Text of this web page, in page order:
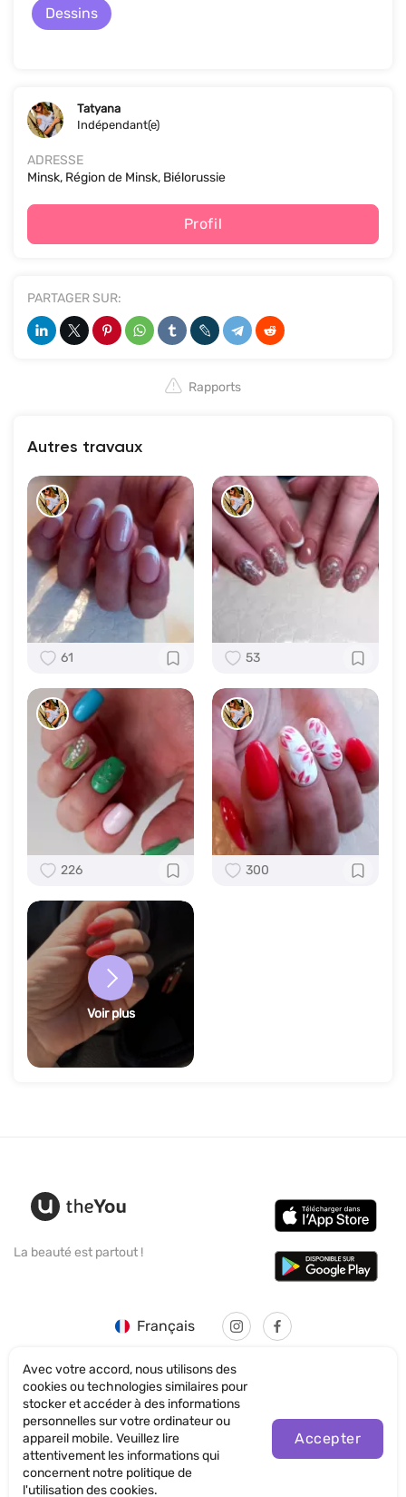
Dessins
Tatyana
Indépendant(e)
ADRESSE
Minsk, Région de Minsk, Biélorussie
Profil
PARTAGER SUR:
Rapports
Autres travaux
61 53
226 300
Voir plus
La beauté est partout !
Français
© SANTICUM INTERNATIONAL LTD
Politique de confidentialité
Avec votre accord, nous utilisons des
cookies ou technologies similaires pour
stocker et accéder à des informations
personnelles sur votre ordinateur ou
appareil mobile. Veuillez lire
attentivement les informations qui
concernent notre politique de
l'utilisation des cookies.
Accepter